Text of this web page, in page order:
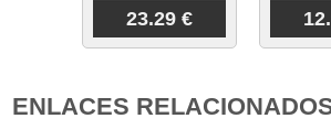
23.29 €
ENLACES